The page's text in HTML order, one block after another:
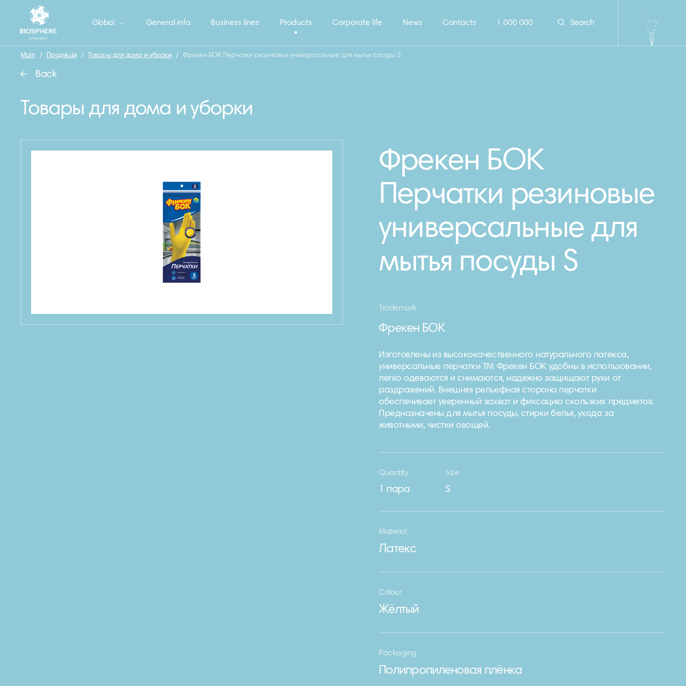
General info Business lines Products Corporate life News Contacts 1 000 000 Search
Global
Main / Продукція / Товары для дома и уборки / Фрекен БОК Перчатки резиновые универсальные для мытья посуды S
Back
Товары для дома и уборки
Фрекен БОК
Перчатки резиновые
универсальные для
мытья посуды S
Trademark
Фрекен БОК
Изготовлены из высококачественного натурального латекса,
универсальные перчатки ТМ Фрекен БОК удобны в использовании,
легко одеваются и снимаются, надежно защищают руки от
раздражений. Внешняя рельефная сторона перчатки
обеспечивает уверенный захват и фиксацию скользких предметов.
Предназначены для мытья посуды, стирки белья, ухода за
животными, чистки овощей.
Quantity
1 пара
Size
S
Material
Латекс
Colour
Жёлтый
Packaging
Полипропиленовая плёнка